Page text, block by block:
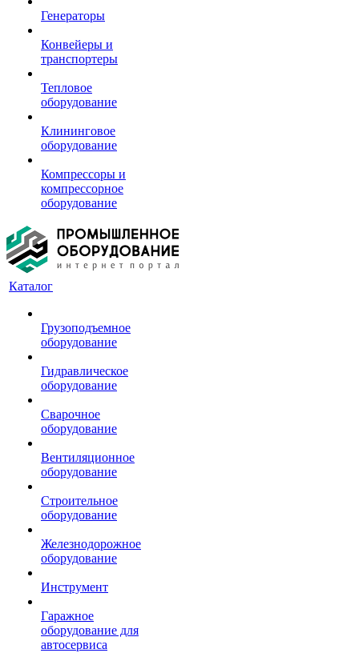
Генераторы
Конвейеры и
транспортеры
Тепловое
оборудование
Клининговое
оборудование
Компрессоры и
компрессорное
оборудование
Каталог
Грузоподъемное
оборудование
Гидравлическое
оборудование
Сварочное
оборудование
Вентиляционное
оборудование
Строительное
оборудование
Железнодорожное
оборудование
Инструмент
Гаражное
оборудование для
автосервиса